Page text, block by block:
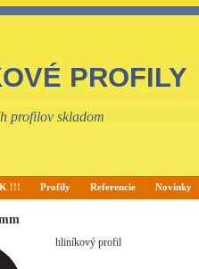
PROFILY
profilov skladom
!!! Profily Referencie Novinky
hliníkový profil